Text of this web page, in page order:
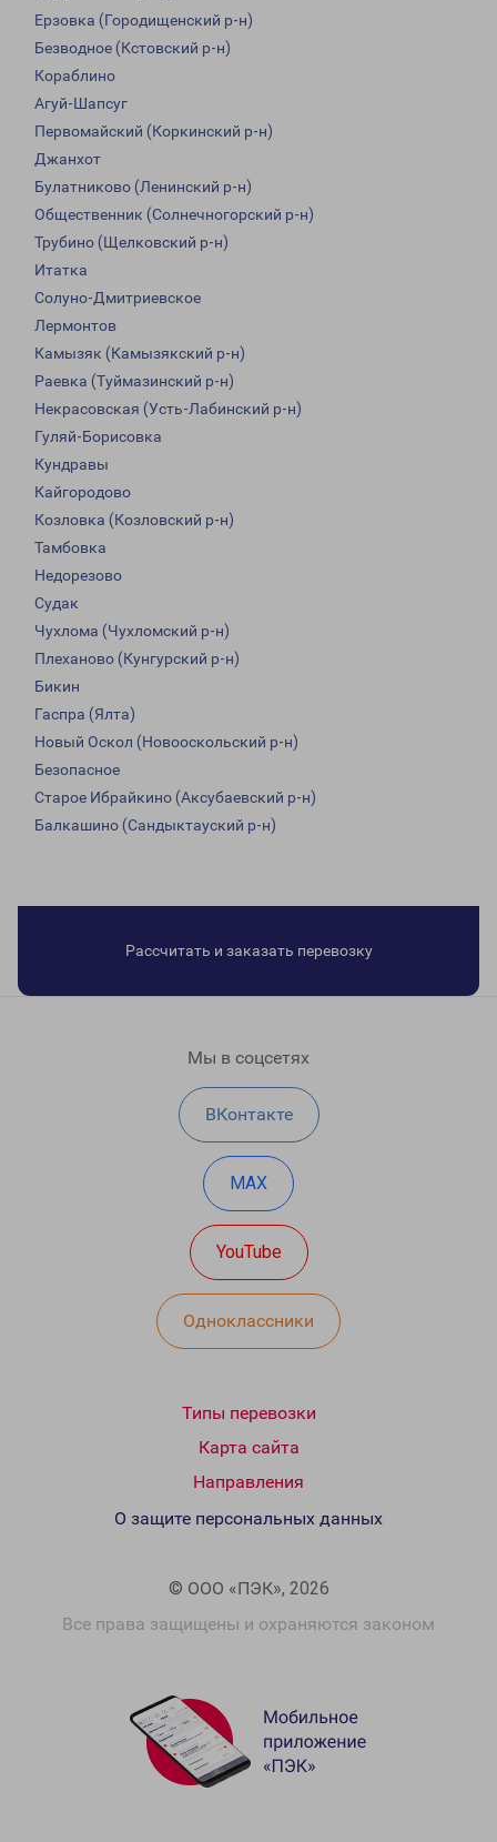
Ерзовка (Городищенский р-н)
Безводное (Кстовский р-н)
Кораблино
Агуй-Шапсуг
Первомайский (Коркинский р-н)
Джанхот
Булатниково (Ленинский р-н)
Общественник (Солнечногорский р-н)
Трубино (Щелковский р-н)
Итатка
Солуно-Дмитриевское
Лермонтов
Камызяк (Камызякский р-н)
Раевка (Туймазинский р-н)
Некрасовская (Усть-Лабинский р-н)
Гуляй-Борисовка
Кундравы
Кайгородово
Козловка (Козловский р-н)
Тамбовка
Недорезово
Судак
Чухлома (Чухломский р-н)
Плеханово (Кунгурский р-н)
Бикин
Гаспра (Ялта)
Новый Оскол (Новооскольский р-н)
Безопасное
Старое Ибрайкино (Аксубаевский р-н)
Балкашино (Сандыктауский р-н)
Рассчитать и заказать перевозку
Мы в соцсетях
ВКонтакте
MAX
YouTube
Одноклассники
Типы перевозки
Карта сайта
Направления
© ООО «ПЭК», 2026
Все права защищены и охраняются законом
О защите персональных данных